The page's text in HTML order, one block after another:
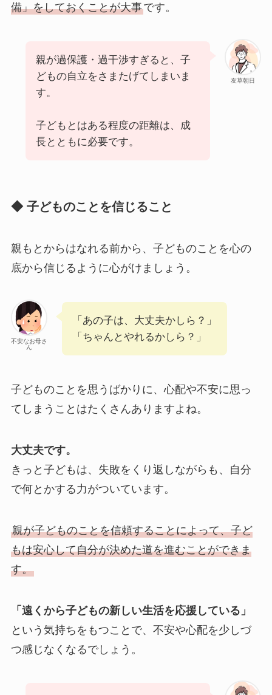
備」をしておくことが大事です。
友草朝日
親が過保護・過干渉すぎると、子
どもの自立をさまたげてしまいま
す。
子どもとはある程度の距離は、成
長とともに必要です。
◆ 子どものことを信じること
親もとからはなれる前から、子どものことを心の
底から信じるように心がけましょう。
不安なお母さ
ん
「あの子は、大丈夫かしら？」
「ちゃんとやれるかしら？」
子どものことを思うばかりに、心配や不安に思っ
てしまうことはたくさんありますよね。
大丈夫です。
きっと子どもは、失敗をくり返しながらも、自分
で何とかする力がついています。
親が子どものことを信頼することによって、子ど
もは安心して自分が決めた道を進むことができま
す。
「遠くから子どもの新しい生活を応援している」
という気持ちをもつことで、不安や心配を少しづ
つ感じなくなるでしょう。